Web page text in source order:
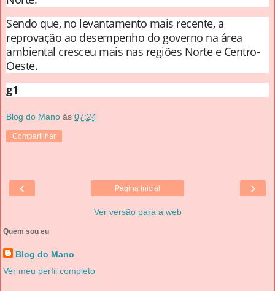
Sendo que, no levantamento mais recente, a
reprovação ao desempenho do governo na área
ambiental cresceu mais nas regiões Norte e Centro-
Oeste.
g1
Blog do Mano às 07:24
Compartilhar
‹ ›
Página inicial
Ver versão para a web
Quem sou eu
Blog do Mano
Ver meu perfil completo